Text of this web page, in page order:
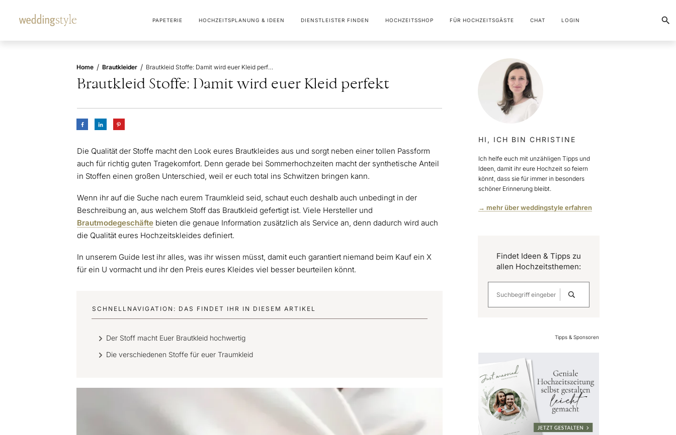
PAPETERIE HOCHZEITSPLANUNG & IDEEN DIENSTLEISTER FINDEN HOCHZEITSSHOP FÜR HOCHZEITSGÄSTE CHAT LOGIN
Home / Brautkleider / Brautkleid Stoffe: Damit wird euer Kleid perfekt
Brautkleid Stoffe: Damit wird euer Kleid perfekt
Die Qualität der Stoffe macht den Look eures Brautkleides aus und sorgt neben einer tollen Passform
auch für richtig guten Tragekomfort. Denn gerade bei Sommerhochzeiten macht der synthetische Anteil
in Stoffen einen großen Unterschied, weil er euch total ins Schwitzen bringen kann.
Wenn ihr auf die Suche nach eurem Traumkleid seid, schaut euch deshalb auch unbedingt in der
Beschreibung an, aus welchem Stoff das Brautkleid gefertigt ist. Viele Hersteller und
Brautmodegeschäfte bieten die genaue Information zusätzlich als Service an, denn dadurch wird auch
die Qualität eures Hochzeitskleides definiert.
In unserem Guide lest ihr alles, was ihr wissen müsst, damit euch garantiert niemand beim Kauf ein X
für ein U vormacht und ihr den Preis eures Kleides viel besser beurteilen könnt.
SCHNELLNAVIGATION: DAS FINDET IHR IN DIESEM ARTIKEL
Der Stoff macht Euer Brautkleid hochwertig
Die verschiedenen Stoffe für euer Traumkleid
HI, ICH BIN CHRISTINE
Ich helfe euch mit unzähligen Tipps und
Ideen, damit ihr eure Hochzeit so feiern
könnt, dass sie für immer in besonders
schöner Erinnerung bleibt.
→ mehr über weddingstyle erfahren
Findet Ideen & Tipps zu
allen Hochzeitsthemen:
Tipps & Sponsoren